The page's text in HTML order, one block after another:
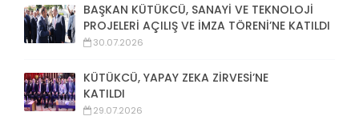
BAŞKAN KÜTÜKCÜ, SANAYİ VE TEKNOLOJİ
PROJELERİ AÇILIŞ VE İMZA TÖRENİ’NE KATILDI
30.07.2026
KÜTÜKCÜ, YAPAY ZEKA ZİRVESİ’NE
KATILDI
29.07.2026